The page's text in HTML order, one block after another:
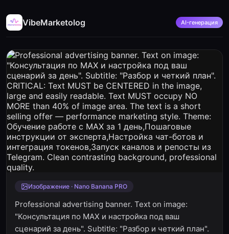
VibeMarketolog AI-генерация
Изображение · Nano Banana PRO
Professional advertising banner. Text on image:
"Консультация по МАХ и настройка под ваш
сценарий за день". Subtitle: "Разбор и четкий план".